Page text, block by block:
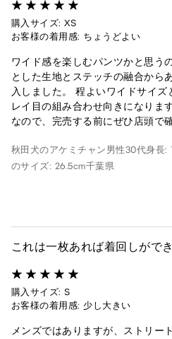
購入サイズ: XS
お客様の着用感: ちょうどよい
ワイド感を楽しむパンツかと思う
とした生地とステッチの融合から
入しました。 程よいワイドサイズ
レイ目の組み合わせ向きになりま
なので、完売する前にぜひ店頭で
秋田犬のアケミチャン 男性30代身長:
のサイズ: 26.5cm千葉県
これは一枚あれば着回しができ
購入サイズ: S
お客様の着用感: 少し大きい
メンズではありますが、ストリー